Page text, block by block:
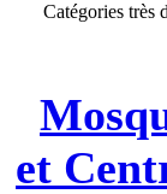
Catégories très
et